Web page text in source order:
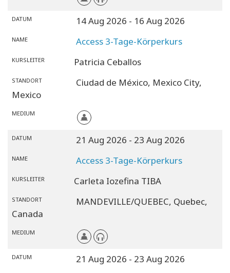
DATUM 14 Aug 2026 - 16 Aug 2026
NAME Access 3-Tage-Körperkurs
KURSLEITER Patricia Ceballos
STANDORT Ciudad de México, Mexico City,
Mexico
MEDIUM
DATUM 21 Aug 2026 - 23 Aug 2026
NAME Access 3-Tage-Körperkurs
KURSLEITER Carleta Iozefina TIBA
STANDORT MANDEVILLE/QUEBEC, Quebec,
Canada
MEDIUM
DATUM 21 Aug 2026 - 23 Aug 2026